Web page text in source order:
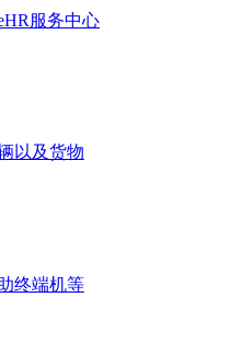
服务中心
以及货物
终端机等